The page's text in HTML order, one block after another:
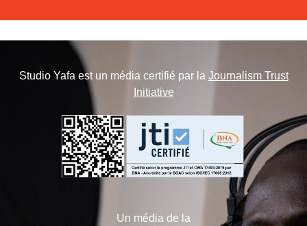
Studio Yafa est un média certifié par la Journalism Trust
Initiative
Un média de la